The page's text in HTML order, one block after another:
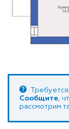
Сообщите,
рассмотрим